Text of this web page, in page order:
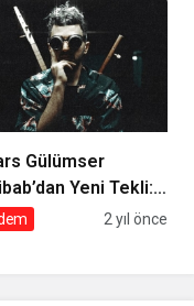
Gülümser
Yeni Tekli:
2 yıl önce